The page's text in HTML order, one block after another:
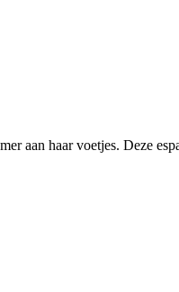
aan haar voetjes. Deze